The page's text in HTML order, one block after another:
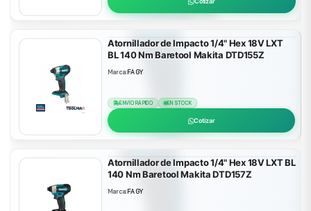
Atornillador de Impacto 1/4" Hex 18V LXT
BL 140 Nm Baretool Makita DTD155Z
Marca:FAGY
ENVÍO RÁPIDO EN STOCK
Cotizar
Atornillador de Impacto 1/4" Hex 18V LXT BL
140 Nm Baretool Makita DTD157Z
Marca:FAGY